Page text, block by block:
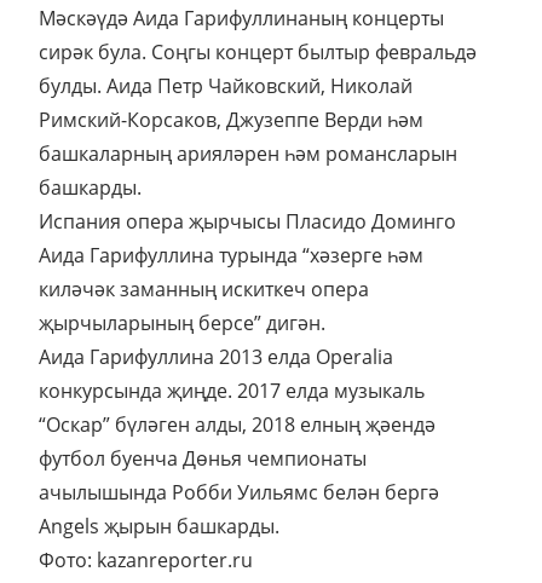
Мәскәүдә Аида Гарифуллинаның концерты
сирәк була. Соңгы концерт былтыр февральдә
булды. Аида Петр Чайковский, Николай
Римский-Корсаков, Джузеппе Верди һәм
башкаларның арияләрен һәм романсларын
башкарды.
Испания опера җырчысы Пласидо Доминго
Аида Гарифуллина турында “хәзерге һәм
киләчәк заманның искиткеч опера
җырчыларының берсе” дигән.
Аида Гарифуллина 2013 елда Operalia
конкурсында җиңде. 2017 елда музыкаль
“Оскар” бүләген алды, 2018 елның җәендә
футбол буенча Дөнья чемпионаты
ачылышында Робби Уильямс белән бергә
Angels җырын башкарды.
Фото: kazanreporter.ru